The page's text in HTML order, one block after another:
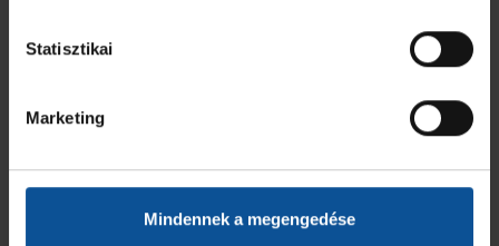
Statisztikai
Marketing
Mindennek a megengedése